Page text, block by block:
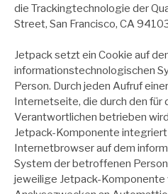
die Trackingtechnologie der
Street, San Francisco, CA
Jetpack setzt ein Cookie auf
informationstechnologischen
Person. Durch jeden Aufruf
Internetseite, die durch den für
Verantwortlichen betrieben
Jetpack-Komponente
Internetbrowser auf dem
System der betroffenen
jeweilige Jetpack-Komponente